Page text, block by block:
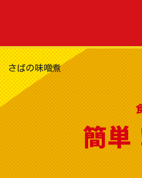
さばの味噌煮
簡単